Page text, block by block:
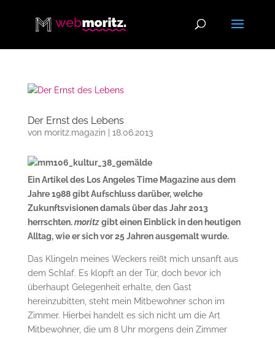
Der Ernst des Lebens
von moritz.magazin| 18.06.2013
Ein Artikel des Los Angeles Time Magazine aus dem
Jahre 1988 gibt Aufschluss darüber, welche
Zukunftsvisionen damals über das Jahr 2013
herrschten.moritzgibt einen Einblick in den heutigen
Alltag, wie er sich vor 25 Jahren ausgemalt wurde.
Das Klingeln meines Weckers reißt mich unsanft aus
dem Schlaf. Es klopft an der Tür, doch bevor ich
überhaupt Gelegenheit erhalte, den Gast
hereinzubitten, steht mein Mitbewohner schon im
Zimmer. Hierbei handelt es sich nicht um die Art
Mitbewohner, die um 8 Uhr morgens dein Zimmer